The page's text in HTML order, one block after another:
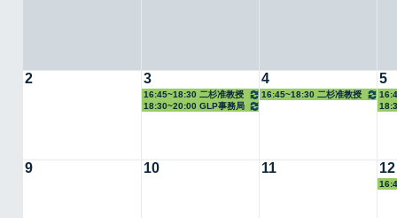
2 3
16:45~18:30 二杉准教授
18:30~20:00 GLP事務局
4
16:45~18:30 二杉准教授
5
9 10 11 12